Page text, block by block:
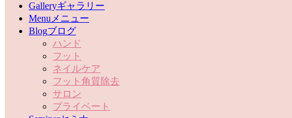
Galleryギャラリー
Menu メニュー
Blogブログ
ハンド
フット
ネイルケア
フット角質除去
サロン
プライベート